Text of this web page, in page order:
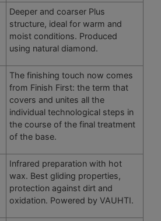
Deeper and coarser Plus
structure, ideal for warm and
moist conditions. Produced
using natural diamond.
The finishing touch now comes
from Finish First: the term that
covers and unites all the
individual technological steps in
the course of the final treatment
of the base.
Infrared preparation with hot
wax. Best gliding properties,
protection against dirt and
oxidation. Powered by VAUHTI.